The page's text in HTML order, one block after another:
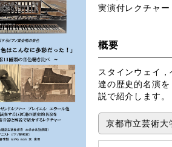
実演付レクチャー
概要
スタインウェイ
達の歴史的名演
説で紹介します。
京都市立芸術